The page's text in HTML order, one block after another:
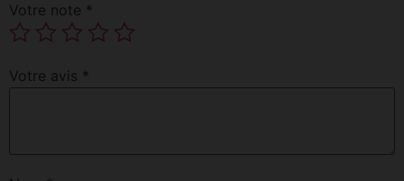
Votre note *
Votre avis *